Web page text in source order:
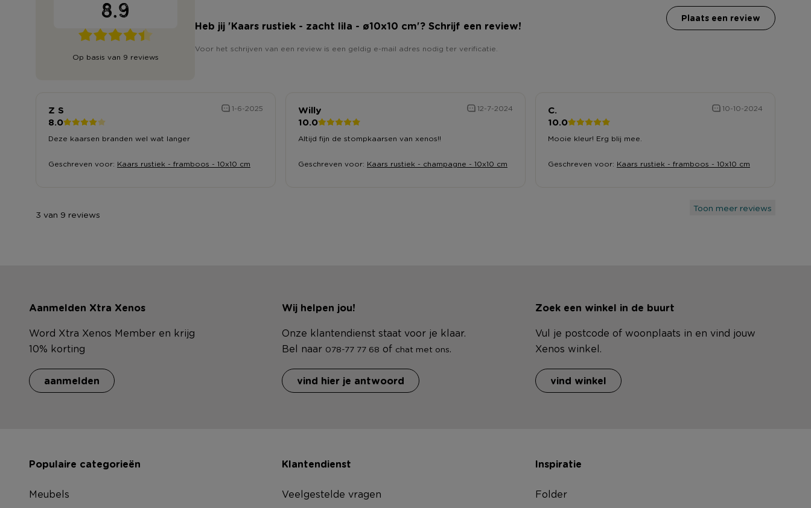
8.9
Op basis van 9 reviews
Heb jij 'Kaars rustiek - zacht lila - ø10x10 cm'? Schrijf een review!
Voor het schrijven van een review is een geldig e-mail adres nodig ter verificatie.
plaats een review
Z S 1-6-2025
8.0
Deze kaarsen branden wel wat langer
Geschreven voor: Kaars rustiek - framboos - 10x10 cm
Willy 12-7-2024
10.0
Altijd fijn de stompkaarsen van xenos!!
Geschreven voor: Kaars rustiek - champagne - 10x10 cm
C. 10-10-2024
10.0
Mooie kleur! Erg blij mee.
Geschreven voor: Kaars rustiek - framboos - 10x10 cm
3 van 9 reviews
Toon meer reviews
Aanmelden Xtra Xenos
Word Xtra Xenos Member en krijg
10% korting
aanmelden
Wij helpen jou!
Onze klantendienst staat voor je klaar.
Bel naar 078-77 77 68 of chat met ons.
vind hier je antwoord
Zoek een winkel in de buurt
Vul je postcode of woonplaats in en vind jouw
Xenos winkel.
vind winkel
Populaire categorieën
Meubels
Klantendienst
Veelgestelde vragen
Inspiratie
Folder